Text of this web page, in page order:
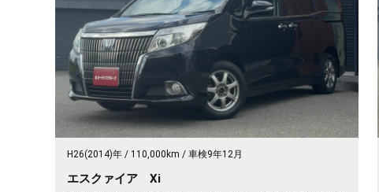
H26(2014)年 110,000km 車検9年12月
エスクァイア Xi